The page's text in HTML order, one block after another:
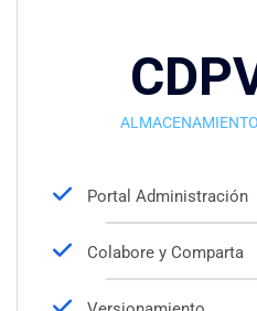
Portal Administración
Colabore y Comparta